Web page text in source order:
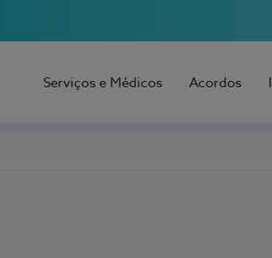
Serviços e Médicos Acordos